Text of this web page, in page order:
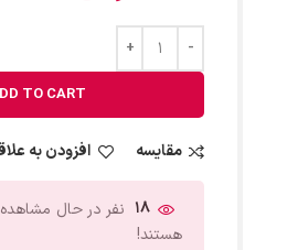
TO CART
مقایسه افزودن به
18 نفر در حال
هستند!